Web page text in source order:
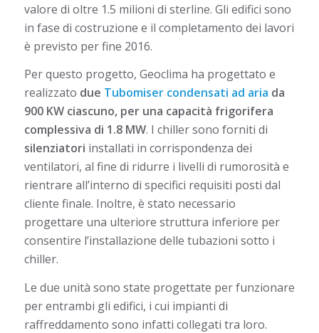
valore di oltre 1.5 milioni di sterline. Gli edifici sono
in fase di costruzione e il completamento dei lavori
è previsto per fine 2016.
Per questo progetto, Geoclima ha progettato e
realizzato due Tubomiser condensati ad aria da
900 KW ciascuno, per una capacità frigorifera
complessiva di 1.8 MW. I chiller sono forniti di
silenziatori installati in corrispondenza dei
ventilatori, al fine di ridurre i livelli di rumorosità e
rientrare all’interno di specifici requisiti posti dal
cliente finale. Inoltre, è stato necessario
progettare una ulteriore struttura inferiore per
consentire l’installazione delle tubazioni sotto i
chiller.
Le due unità sono state progettate per funzionare
per entrambi gli edifici, i cui impianti di
raffreddamento sono infatti collegati tra loro.